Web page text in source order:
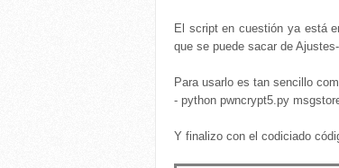
El script en cuestión ya está
que se puede sacar de
Para usarlo es tan sencillo
- python pwncrypt5.py
Y finalizo con el codiciado